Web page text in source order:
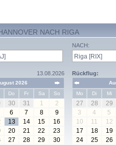
NACH RIGA
13.08.2026
2026
Do Fr Sa So
30 31 1
2
6 7 8
9
13 14 15
16
20 21 22
23
27 28 29
30
NACH:
Rückflug:
Mo
Di Mi
27 28 29
3
4 5
10
11 12
17
18 19
24
25 26